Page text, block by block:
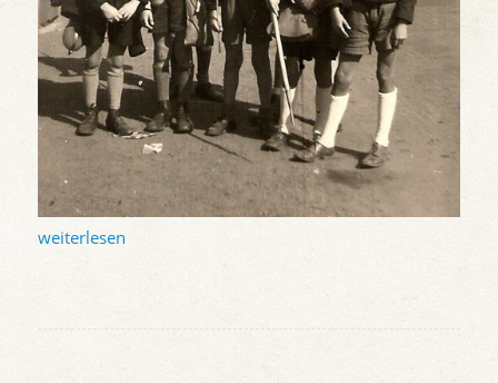
weiterlesen